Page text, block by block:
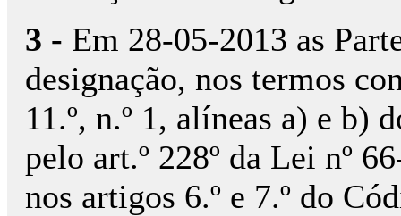
3 - Em 28-05-2013 as
designação, nos termos
11.º, n.º 1, alíneas a) e b)
pelo art.º 228º da Lei nº
nos artigos 6.º e 7.º do